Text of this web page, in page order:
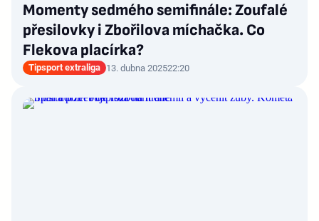
Momenty sedmého semifinále: Zoufalé
přesilovky i Zbořilova míchačka. Co
Flekova placírka?
Tipsport extraliga 13. dubna 202522:20